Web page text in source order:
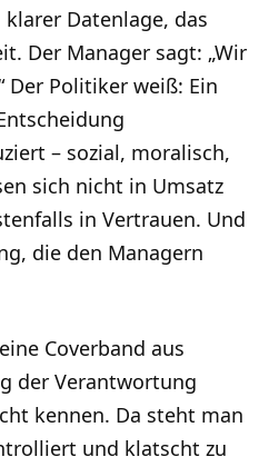
Datenlage, das
Der Manager sagt: „Wir
Der Politiker weiß: Ein
– sozial, moralisch,
sich nicht in Umsatz
in Vertrauen. Und
die den Managern
Coverband aus
der Verantwortung
kennen. Da steht man
und klatscht zu